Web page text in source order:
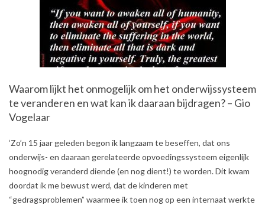
Waarom lijkt het onmogelijk om het onderwijssysteem
te veranderen en wat kan ik daaraan bijdragen? – Gio
Vogelaar
2018-
28
‘Zo’n 15 jaar geleden begon ik langzaam te beseffen, dat ons
onderwijs- en daaraan gerelateerde opvoedingssysteem eigenlijk
hoognodig veranderd diende (en nog dient!) te worden. Dit kwam
doordat ik me bewust werd, dat de kinderen met
“gedragsproblemen” waarmee ik toen nog op een internaat werkte